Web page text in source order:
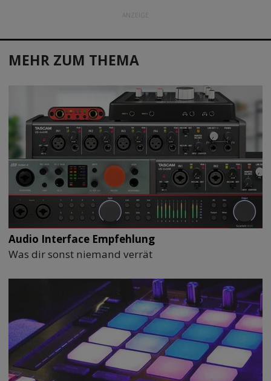
ANZEIGE
MEHR ZUM THEMA
Audio Interface Empfehlung
Was dir sonst niemand verrät